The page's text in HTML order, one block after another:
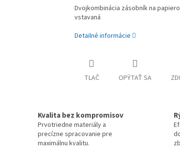
Dvojkombinácia zásobník na
vstavaná
Detailné informácie
TLAČ OPÝTAŤ SA
Kvalita bez kompromisov
Prvotriedne materiály a
precízne spracovanie pre
maximálnu kvalitu.